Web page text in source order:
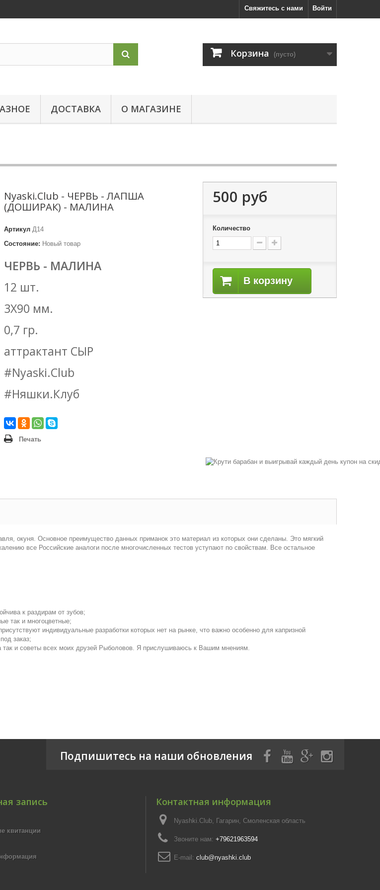
Войти
Свяжитесь с нами
Корзина (пусто)
ДОСТАВКА О МАГАЗИНЕ
Nyaski.Club - ЧЕРВЬ - ЛАПША
(ДОШИРАК) - МАЛИНА
Артикул Д14
Состояние: Новый товар
ЧЕРВЬ - МАЛИНА
12 шт.
3Х90 мм.
0,7 гр.
аттрактант СЫР
#Nyaski.Club
#Няшки.Клуб
Печать
500 руб
Количество
В корзину
окуня. Основное преимущество данных приманок это материал из которых они сделаны. Это мягкий
все Российские аналоги после многочисленных тестов уступают по свойствам. Все остальное
к раздирам от зубов;
так и многоцветные;
индивидуальные разработки которых нет на рынке, что важно особенно для капризной
заказ;
и советы всех моих друзей Рыболовов. Я прислушиваюсь к Вашим мнениям.
Подпишитесь на наши обновления
запись
квитанции
Контактная информация
Nyashki.Club, Гагарин, Смоленская область
Звоните нам: +79621963594
E-mail: club@nyashki.club